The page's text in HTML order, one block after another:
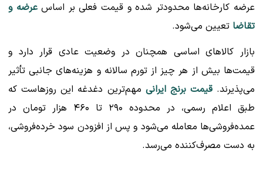
عرضه کارخانه‌ها محدودتر شده و قیمت فعلی بر اساسعرضه و
تقاضا تعیین می‌شود.
بازار کالاهای اساسی همچنان در وضعیت عادی قرار دارد و
قیمت‌ها بیش از هر چیز از تورم سالانه و هزینه‌های جانبی تأثیر
می‌پذیرند.قیمت برنج ایرانی مهم‌ترین دغدغه این روزهاست که
طبق اعلام رسمی، در محدوده ۲۹۰ تا ۴۶۰ هزار تومان در
عمده‌فروشی‌ها معامله می‌شود و پس از افزودن سود خرده‌فروشی،
به دست مصرف‌کننده می‌رسد.